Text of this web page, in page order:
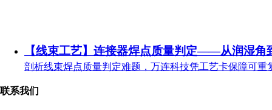
【线束工艺】连接器焊点质量判定——从润湿角
剖析线束焊点质量判定难题，万连科技凭工艺卡保障可重
联系我们